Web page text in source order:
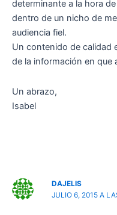
determinante a la hora
dentro de un nicho de
audiencia fiel.
Un contenido de calidad
de la información en que
Un abrazo,
Isabel
DAJELIS
JULIO 6, 2015 A